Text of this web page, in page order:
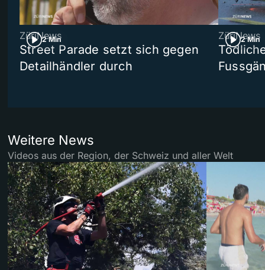
2 Min
ZüriNews
Street Parade setzt sich gegen
Detailhändler durch
2 Min
ZüriNews
Weitere News
Videos aus der Region, der Schweiz und aller Welt